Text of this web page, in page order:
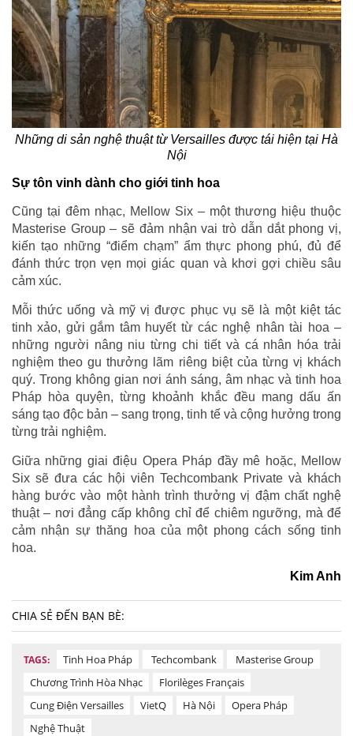
Những di sản nghệ thuật từ Versailles được tái hiện tại Hà
Nội
Sự tôn vinh dành cho giới tinh hoa
Cũng tại đêm nhạc, Mellow Six – một thương hiệu thuộc
Masterise Group – sẽ đảm nhận vai trò dẫn dắt phong vị,
kiến tạo những “điểm chạm” ẩm thực phong phú, đủ để
đánh thức trọn vẹn mọi giác quan và khơi gợi chiều sâu
cảm xúc.
Mỗi thức uống và mỹ vị được phục vụ sẽ là một kiệt tác
tinh xảo, gửi gắm tâm huyết từ các nghệ nhân tài hoa –
những người nâng niu từng chi tiết và cá nhân hóa trải
nghiệm theo gu thưởng lãm riêng biệt của từng vị khách
quý. Trong không gian nơi ánh sáng, âm nhạc và tinh hoa
Pháp hòa quyện, từng khoảnh khắc đều mang dấu ấn
sáng tạo độc bản – sang trọng, tinh tế và cộng hưởng trong
từng trải nghiệm.
Giữa những giai điệu Opera Pháp đầy mê hoặc, Mellow
Six sẽ đưa các hội viên Techcombank Private và khách
hàng bước vào một hành trình thưởng vị đậm chất nghệ
thuật – nơi đẳng cấp không chỉ để chiêm ngưỡng, mà để
cảm nhận sự thăng hoa của một phong cách sống tinh
hoa.
Kim Anh
CHIA SẺ ĐẾN BẠN BÈ:
TAGS: Tinh Hoa Pháp Techcombank
Masterise Group
Chương Trình Hòa Nhạc
Florilèges Français
Cung Điện Versailles
VietQ Hà Nội
Opera Pháp
Nghệ Thuật